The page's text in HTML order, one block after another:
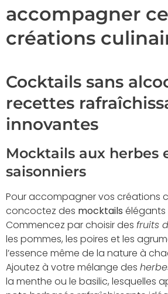
accompagner
créations
Cocktails sans
recettes
innovantes
Mocktails aux herbes
saisonniers
Pour accompagner vos créations
concoctez des mocktails élégants
Commencez par choisir des fruits
les pommes, les poires et les
l’essence même de la nature à
Ajoutez à votre mélange des
la menthe ou le basilic, lesquelles